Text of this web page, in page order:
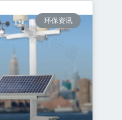
环保资讯